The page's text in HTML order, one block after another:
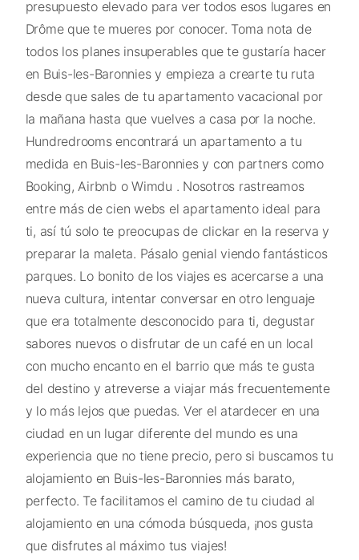
presupuesto elevado para ver todos esos lugares en
Drôme que te mueres por conocer. Toma nota de
todos los planes insuperables que te gustaría hacer
en Buis-les-Baronnies y empieza a crearte tu ruta
desde que sales de tu apartamento vacacional por
la mañana hasta que vuelves a casa por la noche.
Hundredrooms encontrará un apartamento a tu
medida en Buis-les-Baronnies y con partners como
Booking, Airbnb o Wimdu . Nosotros rastreamos
entre más de cien webs el apartamento ideal para
ti, así tú solo te preocupas de clickar en la reserva y
preparar la maleta. Pásalo genial viendo fantásticos
parques. Lo bonito de los viajes es acercarse a una
nueva cultura, intentar conversar en otro lenguaje
que era totalmente desconocido para ti, degustar
sabores nuevos o disfrutar de un café en un local
con mucho encanto en el barrio que más te gusta
del destino y atreverse a viajar más frecuentemente
y lo más lejos que puedas. Ver el atardecer en una
ciudad en un lugar diferente del mundo es una
experiencia que no tiene precio, pero si buscamos tu
alojamiento en Buis-les-Baronnies más barato,
perfecto. Te facilitamos el camino de tu ciudad al
alojamiento en una cómoda búsqueda, ¡nos gusta
que disfrutes al máximo tus viajes!